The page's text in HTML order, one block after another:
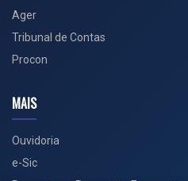
Ager
Tribunal de Contas
Procon
MAIS
Ouvidoria
e-Sic